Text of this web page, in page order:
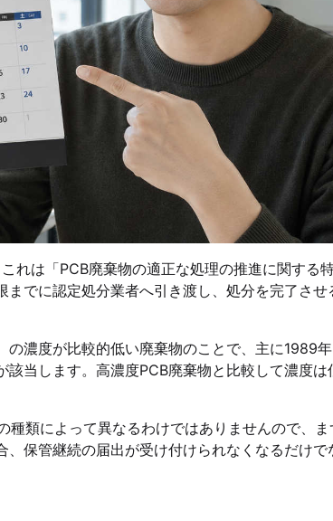
れは「PCB廃棄物の適正な処理の推進に関する
でに認定処分業者へ引き渡し、処分を完了させ
の濃度が比較的低い廃棄物のことで、主に1989
当します。高濃度PCB廃棄物と比較して濃度
類によって異なるわけではありませんので、
保管継続の届出が受け付けられなくなるだけで